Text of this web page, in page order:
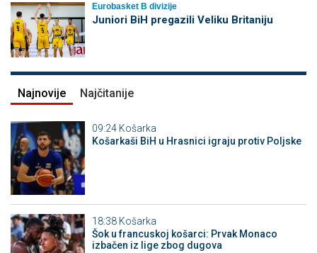
Eurobasket B divizije
Juniori BiH pregazili Veliku Britaniju
Najnovije Najčitanije
09:24 Košarka
Košarkaši BiH u Hrasnici igraju protiv Poljske
18:38 Košarka
Šok u francuskoj košarci: Prvak Monaco
izbačen iz lige zbog dugova